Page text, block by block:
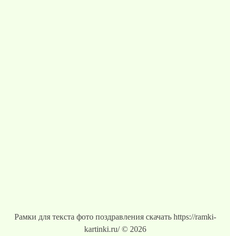
Рамки для текста фото поздравления скачать https://ramki-
kartinki.ru/ © 2026